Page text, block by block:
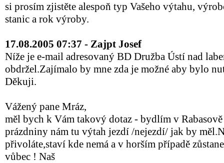
si prosím zjistěte alespoň typ Vašeho výtahu,
stanic a rok výroby.
17.08.2005 07:37 - Zajpt Josef
Níže je e-mail adresovaný BD Družba Ústí nad
obdržel.Zajímalo by mne zda je možné aby bylo
Děkuji.
Vážený pane Mráz,
měl bych k Vám takový dotaz - bydlím v
prázdniny nám tu výtah jezdí /nejezdí/ jak by
přivoláte,staví kde nemá a v horším případě
vůbec ! Naš